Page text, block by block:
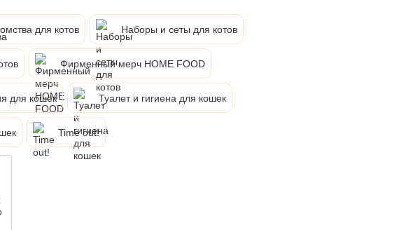
для котов Наборы и сеты для котов
Фирменный мерч HOME FOOD
для кошек Туалет и гигиена для кошек
Time out!